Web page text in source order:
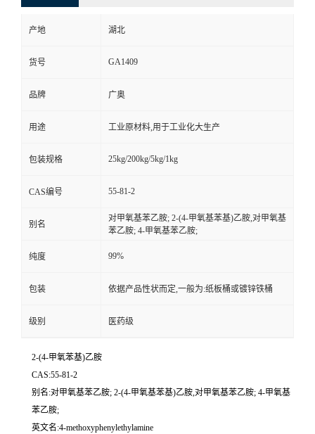
产地 湖北
货号 GA1409
品牌 广奥
用途 工业原材料,用于工业化大生产
包装规格 25kg/200kg/5kg/1kg
CAS编号 55-81-2
别名
对甲氧基苯乙胺; 2-(4-甲氧基苯基)乙胺,对甲氧基
苯乙胺; 4-甲氧基苯乙胺;
纯度 99%
包装 依据产品性状而定,一般为:纸板桶或镀锌铁桶
级别 医药级
2-(4-甲氧苯基)乙胺
CAS:55-81-2
别名:对甲氧基苯乙胺; 2-(4-甲氧基苯基)乙胺,对甲氧基苯乙胺; 4-甲氧基
苯乙胺;
英文名:4-methoxyphenylethylamine